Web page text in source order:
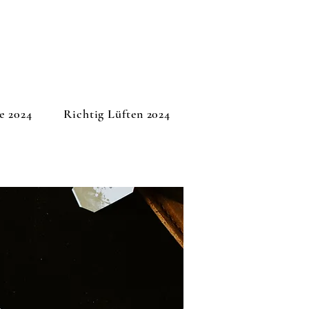
2024 Richtig Lüften 2024